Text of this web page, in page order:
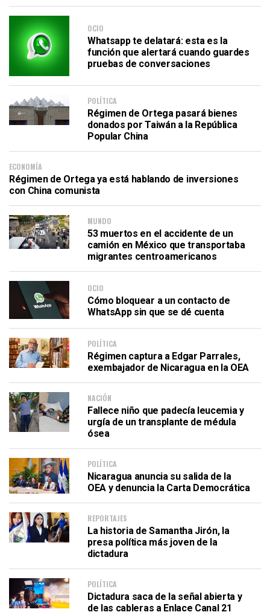
OCIO
Whatsapp te delatará: esta es la
función que alertará cuando guardes
pruebas de conversaciones
POLÍTICA
Régimen de Ortega pasará bienes
donados por Taiwán a la República
Popular China
ECONOMÍA
Régimen de Ortega ya está hablando de inversiones
con China comunista
MUNDO
53 muertos en el accidente de un
camión en México que transportaba
migrantes centroamericanos
OCIO
Cómo bloquear a un contacto de
WhatsApp sin que se dé cuenta
POLÍTICA
Régimen captura a Edgar Parrales,
exembajador de Nicaragua en la OEA
NACIÓN
Fallece niño que padecía leucemia y
urgía de un transplante de médula
ósea
POLÍTICA
Nicaragua anuncia su salida de la
OEA y denuncia la Carta Democrática
REPORTAJES
La historia de Samantha Jirón, la
presa política más joven de la
dictadura
POLÍTICA
Dictadura saca de la señal abierta y
de las cableras a Enlace Canal 21